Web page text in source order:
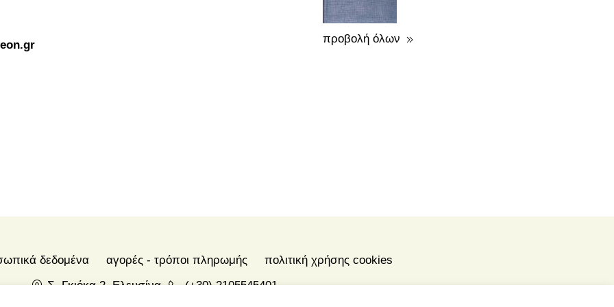
προβολή όλων
δεδομένα αγορές - τρόποι πληρωμής
πολιτική χρήσης cookies
Σ. Γκιόκα 2, Ελευσίνα
(+30) 2105545401